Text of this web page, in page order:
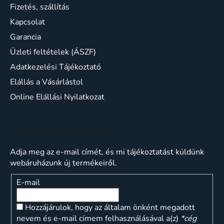
Fizetés, szállítás
Kapcsolat
Garancia
Üzleti feltételek (ÁSZF)
Adatkezelési Tájékoztató
Elállás a Vásárlástol
Online Elállási Nyilatkozat
Adja meg az e-mail címét, és mi tájékoztatást küldünk
webáruházunk új termékeiről.
E-mail
Hozzájárulok, hogy az általam önként megadott
nevem és e-mail címem felhasználásával a(z) *cég